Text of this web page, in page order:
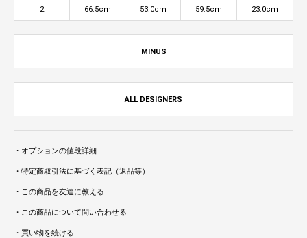
2 66.5cm 53.0cm 59.5cm 23.0cm
MINUS
ALL DESIGNERS
・オプションの値段詳細
・特定商取引法に基づく表記（返品等）
・この商品を友達に教える
・この商品について問い合わせる
・買い物を続ける